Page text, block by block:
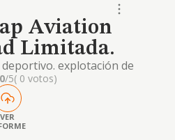
Aviation
Limitada.
explotación de
formación y
saltos tándem de ocio.
paracaidistas. compraventa,
y reparación de materiales
de paracaidismo.
0/5( 0 votos)
VER